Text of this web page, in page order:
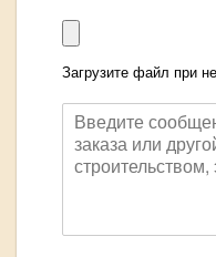
Загрузите файл при